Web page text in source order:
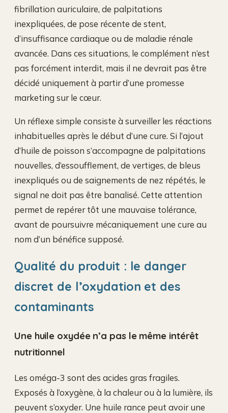
fibrillation auriculaire, de palpitations
inexpliquées, de pose récente de stent,
d’insuffisance cardiaque ou de maladie rénale
avancée. Dans ces situations, le complément n’est
pas forcément interdit, mais il ne devrait pas être
décidé uniquement à partir d’une promesse
marketing sur le cœur.
Un réflexe simple consiste à surveiller les réactions
inhabituelles après le début d’une cure. Si l’ajout
d’huile de poisson s’accompagne de palpitations
nouvelles, d’essoufflement, de vertiges, de bleus
inexpliqués ou de saignements de nez répétés, le
signal ne doit pas être banalisé. Cette attention
permet de repérer tôt une mauvaise tolérance,
avant de poursuivre mécaniquement une cure au
nom d’un bénéfice supposé.
Qualité du produit : le danger
discret de l’oxydation et des
contaminants
Une huile oxydée n’a pas le même intérêt
nutritionnel
Les oméga-3 sont des acides gras fragiles.
Exposés à l’oxygène, à la chaleur ou à la lumière, ils
peuvent s’oxyder. Une huile rance peut avoir une